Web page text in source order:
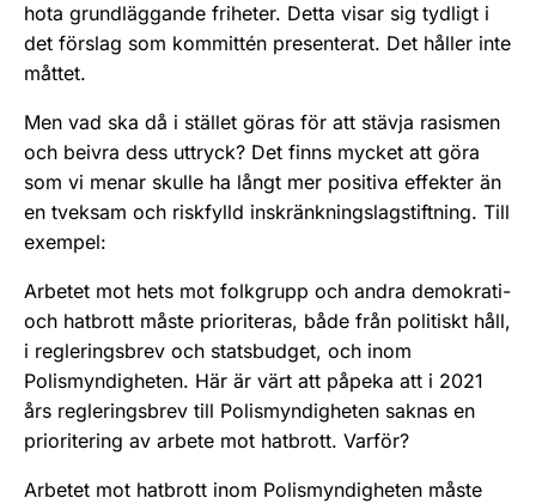
hota grundläggande friheter. Detta visar sig tydligt i
det förslag som kommittén presenterat. Det håller inte
måttet.
Men vad ska då i stället göras för att stävja rasismen
och beivra dess uttryck? Det finns mycket att göra
som vi menar skulle ha långt mer positiva effekter än
en tveksam och riskfylld inskränkningslagstiftning. Till
exempel:
Arbetet mot hets mot folkgrupp och andra demokrati-
och hatbrott måste prioriteras, både från politiskt håll,
i regleringsbrev och statsbudget, och inom
Polismyndigheten. Här är värt att påpeka att i 2021
års regleringsbrev till Polismyndigheten saknas en
prioritering av arbete mot hatbrott. Varför?
Arbetet mot hatbrott inom Polismyndigheten måste